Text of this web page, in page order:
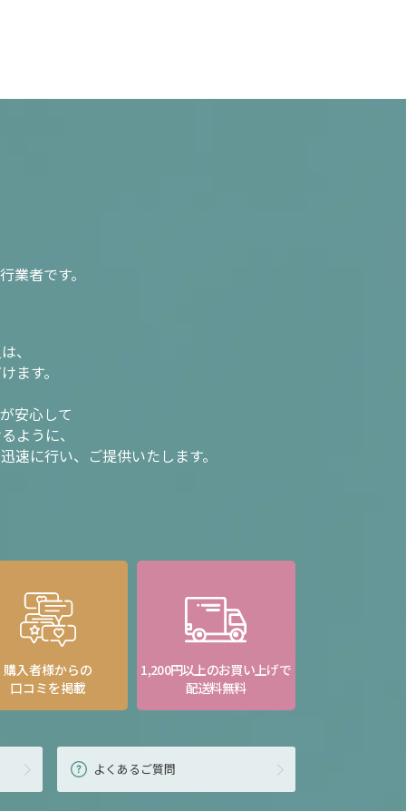
業者です。
、
ます。
安心して
ように、
速に行い、ご提供いたします。
購入者様からの
口コミを掲載
1,200円以上のお買い上げで
配送料無料
よくあるご質問